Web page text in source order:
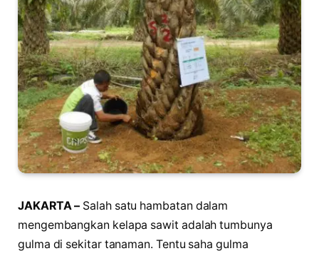
JAKARTA – Salah satu hambatan dalam
mengembangkan kelapa sawit adalah tumbunya
gulma di sekitar tanaman. Tentu saha gulma